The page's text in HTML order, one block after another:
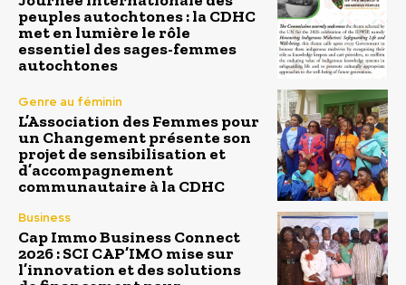
peuples autochtones : la CDHC
met en lumière le rôle
essentiel des sages-femmes
autochtones
Genre au féminin
L’Association des Femmes pour
un Changement présente son
projet de sensibilisation et
d’accompagnement
communautaire à la CDHC
Business
Cap Immo Business Connect
2026 : SCI CAP’IMO mise sur
l’innovation et des solutions